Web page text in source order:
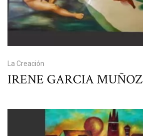
La Creación
IRENE GARCIA MUÑOZ